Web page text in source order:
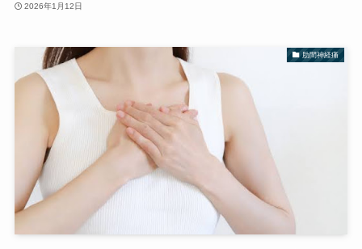
2026年1月12日
肋間神経痛